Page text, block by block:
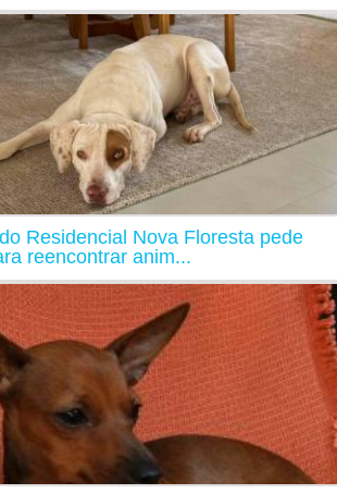
Residencial Nova Floresta pede
reencontrar anim...